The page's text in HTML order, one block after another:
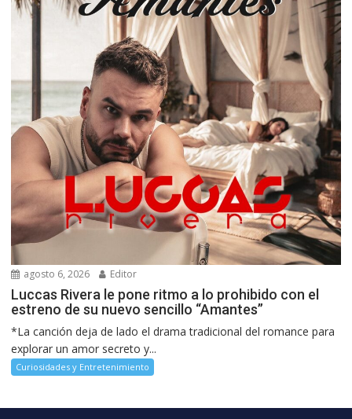
agosto 6, 2026 Editor
Luccas Rivera le pone ritmo a lo prohibido con el
estreno de su nuevo sencillo “Amantes”
*La canción deja de lado el drama tradicional del romance para
explorar un amor secreto y...
Curiosidades y Entretenimiento